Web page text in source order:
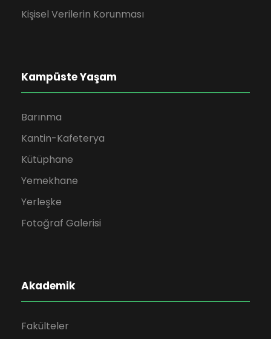
Kişisel Verilerin Korunması
Kampüste Yaşam
Barınma
Kantin-Kafeterya
Kütüphane
Yemekhane
Yerleşke
Fotoğraf Galerisi
Akademik
Fakülteler